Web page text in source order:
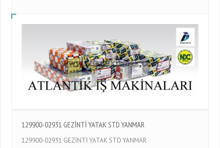
129900-02931 GEZİNTİ YATAK STD YANMAR
129900-02931 GEZİNTİ YATAK STD YANMAR